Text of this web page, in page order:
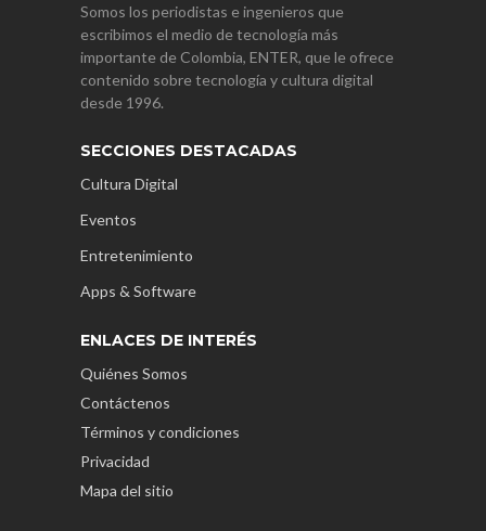
Somos los periodistas e ingenieros que
escribimos el medio de tecnología más
importante de Colombia, ENTER, que le ofrece
contenido sobre tecnología y cultura digital
desde 1996.
SECCIONES DESTACADAS
Cultura Digital
Eventos
Entretenimiento
Apps & Software
ENLACES DE INTERÉS
Quiénes Somos
Contáctenos
Términos y condiciones
Privacidad
Mapa del sitio